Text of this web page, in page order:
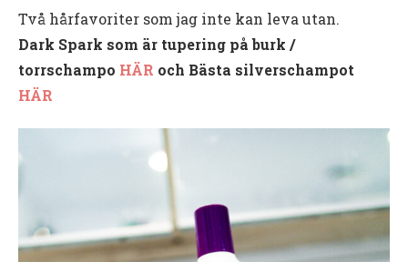
Två hårfavoriter som jag inte kan leva utan.
Dark Spark som är tupering på burk /
torrschampo HÄR och Bästa silverschampot
HÄR